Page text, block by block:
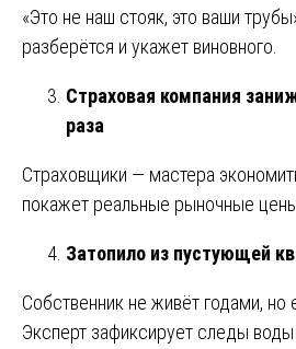
«Это не наш стояк, это ваши
разберётся и укажет виновного.
Страховая компания
раза
Страховщики — мастера
покажет реальные рыночные
Затопило из пустующей
Собственник не живёт годами, но
Эксперт зафиксирует следы